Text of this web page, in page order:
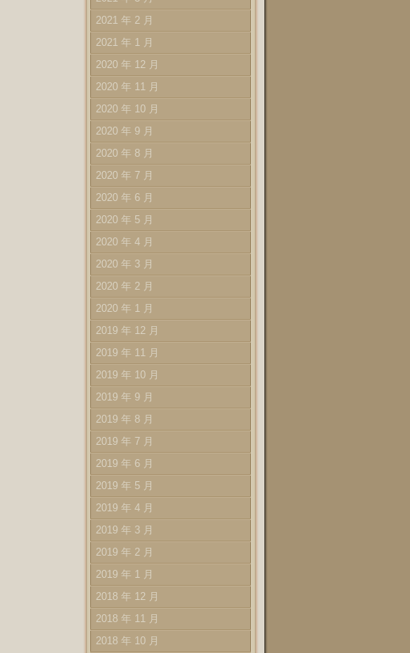
2021 年 2 月
2021 年 1 月
2020 年 12 月
2020 年 11 月
2020 年 10 月
2020 年 9 月
2020 年 8 月
2020 年 7 月
2020 年 6 月
2020 年 5 月
2020 年 4 月
2020 年 3 月
2020 年 2 月
2020 年 1 月
2019 年 12 月
2019 年 11 月
2019 年 10 月
2019 年 9 月
2019 年 8 月
2019 年 7 月
2019 年 6 月
2019 年 5 月
2019 年 4 月
2019 年 3 月
2019 年 2 月
2019 年 1 月
2018 年 12 月
2018 年 11 月
2018 年 10 月